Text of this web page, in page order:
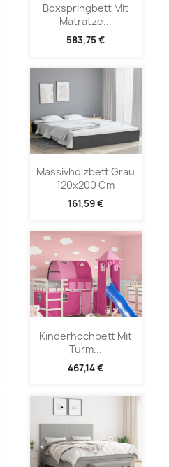
Boxspringbett Mit
Matratze...
583,75 €
Massivholzbett Grau
120x200 Cm
161,59 €
Kinderhochbett Mit
Turm...
467,14 €